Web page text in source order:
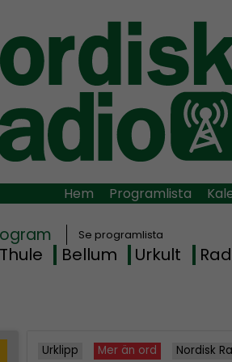
Hem Programlista
Se programlista
Bellum Urkult
Urklipp Mer än ord Nordisk